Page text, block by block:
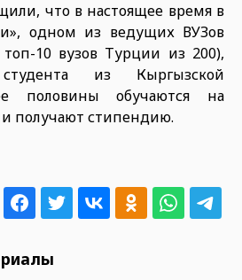
что в настоящее время в
одном из ведущих ВУЗов
10 вузов Турции из 200),
из Кыргызской
половины обучаются на
и получают стипендию.